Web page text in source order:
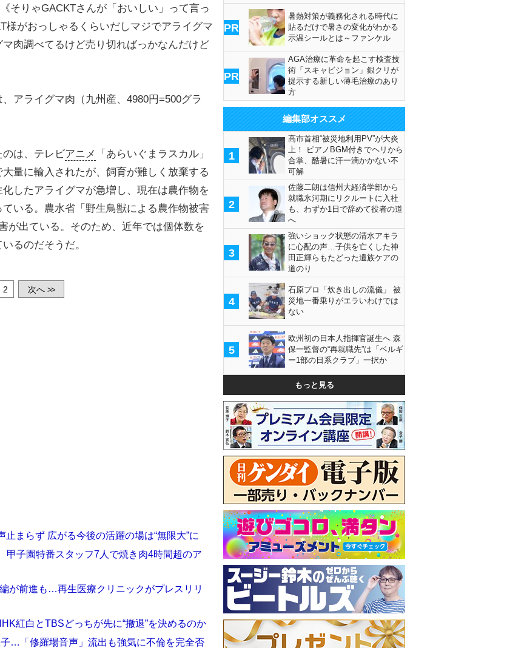
《そりゃGACKTさんが「おいしい」って言っ
様がおっしゃるくらいだしマジでアライグマ
肉調べてるけど売り切ればっかなんだけど
、アライグマ肉（九州産、4980円=500グラ
は、テレビアニメ
「あらいぐまラスカル」
量に輸入されたが、飼育が難しく放棄する
したアライグマが急増し、現在は農作物を
いる。農水省「野生鳥獣による農作物被害
が出ている。そのため、近年では個体数を
るのだそうだ。
2 次へ >>
まらず 広がる今後の活躍の場は“無限大”に
甲子園特番スタッフ7人で焼き肉4時間超のア
が前進も…再生医療クリニックがプレスリリ
紅白とTBSどっちが先に“撤退”を決めるのか
…「修羅場音声」流出も強気に不倫を完全否
PR
暑熱対策が義務化される時代に
貼るだけで暑さの変化がわかる
示温シールとは～ファンケル
PR
AGA治療に革命を起こす検査技
術「スキャビジョン」銀クリが
提示する新しい薄毛治療のあり
方
編集部オススメ
1
高市首相“被災地利用PV”が大炎
上！ ピアノBGM付きでヘリから
合掌、酷暑に汗一滴かかない不
可解
2
佐藤二朗は信州大経済学部から
就職氷河期にリクルートに入社
も、わずか1日で辞めて役者の道
へ
3
強いショック状態の清水アキラ
に心配の声…子供を亡くした神
田正輝らもたどった遺族ケアの
道のり
4
石原プロ「炊き出しの流儀」 被
災地一番乗りがエラいわけでは
ない
5
欧州初の日本人指揮官誕生へ 森
保一監督の“再就職先”は「ベルギ
ー1部の日系クラブ」一択か
もっと見る